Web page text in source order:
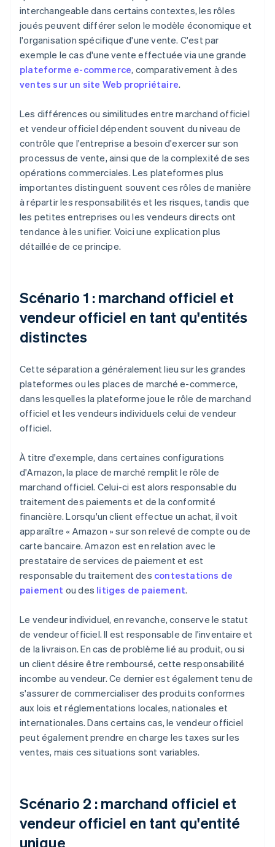
interchangeable dans certains contextes, les rôles
joués peuvent différer selon le modèle économique et
l'organisation spécifique d'une vente. C'est par
exemple le cas d'une vente effectuée via une grande
plateforme e-commerce, comparativement à des
ventes sur un site Web propriétaire.
Les différences ou similitudes entre marchand officiel
et vendeur officiel dépendent souvent du niveau de
contrôle que l'entreprise a besoin d'exercer sur son
processus de vente, ainsi que de la complexité de ses
opérations commerciales. Les plateformes plus
importantes distinguent souvent ces rôles de manière
à répartir les responsabilités et les risques, tandis que
les petites entreprises ou les vendeurs directs ont
tendance à les unifier. Voici une explication plus
détaillée de ce principe.
Scénario 1 : marchand officiel et
vendeur officiel en tant qu'entités
distinctes
Cette séparation a généralement lieu sur les grandes
plateformes ou les places de marché e-commerce,
dans lesquelles la plateforme joue le rôle de marchand
officiel et les vendeurs individuels celui de vendeur
officiel.
À titre d'exemple, dans certaines configurations
d'Amazon, la place de marché remplit le rôle de
marchand officiel. Celui-ci est alors responsable du
traitement des paiements et de la conformité
financière. Lorsqu'un client effectue un achat, il voit
apparaître « Amazon » sur son relevé de compte ou de
carte bancaire. Amazon est en relation avec le
prestataire de services de paiement et est
responsable du traitement des contestations de
paiement ou des litiges de paiement.
Le vendeur individuel, en revanche, conserve le statut
de vendeur officiel. Il est responsable de l'inventaire et
de la livraison. En cas de problème lié au produit, ou si
un client désire être remboursé, cette responsabilité
incombe au vendeur. Ce dernier est également tenu de
s'assurer de commercialiser des produits conformes
aux lois et réglementations locales, nationales et
internationales. Dans certains cas, le vendeur officiel
peut également prendre en charge les taxes sur les
ventes, mais ces situations sont variables.
Scénario 2 : marchand officiel et
vendeur officiel en tant qu'entité
unique